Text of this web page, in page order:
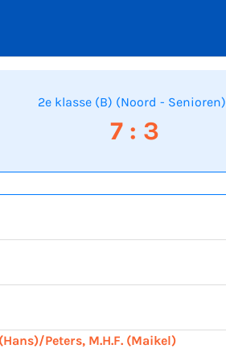
2e klasse (B) (Noord - Senioren)
7 : 3
Peters, M.H.F. (Maikel)